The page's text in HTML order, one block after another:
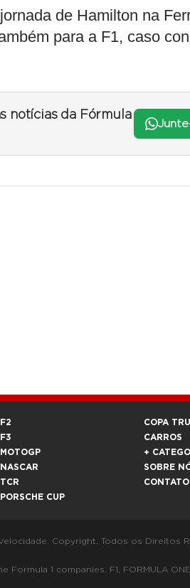
de Hamilton na
para a F1, caso
notícias da Fórmula
F2
F3
MOTOGP
NASCAR
TCR
PORSCHE CUP
COPA
CARROS
+
SOBRE
CONTATO
Copyright. Todos os Direitos
1 companies. F1, FORMULA ONE,